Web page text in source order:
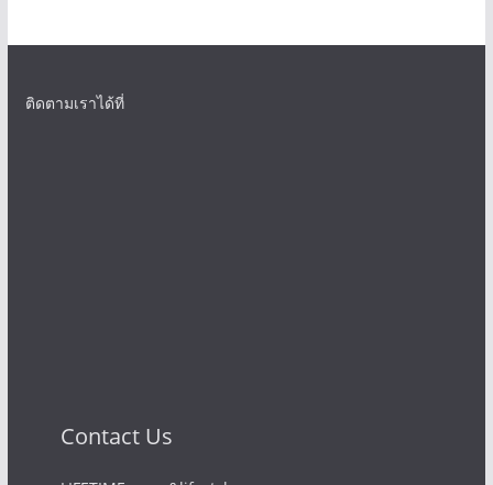
ติดตามเราได้ที่
Contact Us